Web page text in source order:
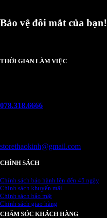
Bảo vệ đôi mắt của bạn!
THỜI GIAN LÀM VIỆC
078.318.6666
storethaokinh@gmail.com
CHÍNH SÁCH
Chính sách bảo hành lên đến 45 ngày
Chính sách khuyến mãi
Chính sách bảo mật
Chính sách giao hàng
CHĂM SÓC KHÁCH HÀNG